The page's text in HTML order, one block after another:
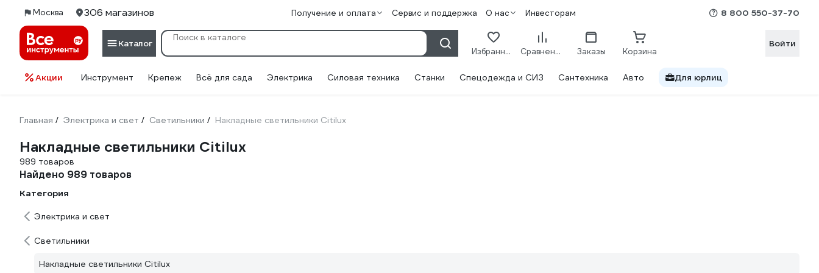
Москва 306 магазинов Получение и оплата Сервис и поддержка О нас Инвесторам 8 800 550-37-70
Каталог
Избранное Сравнение Заказы Корзина
Войти
Акции Инструмент Крепеж Всё для сада Электрика Силовая техника Станки Спецодежда и СИЗ Сантехника Авто Для юрлиц
Главная / Электрика и свет / Светильники / Накладные светильники Citilux
Накладные светильники Citilux
989 товаров
Найдено 989 товаров
Категория
Электрика и свет
Светильники
Накладные светильники Citilux